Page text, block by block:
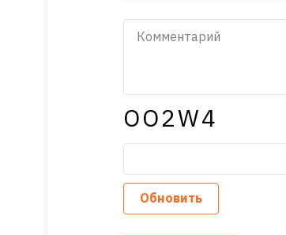
OO2W4
Обновить